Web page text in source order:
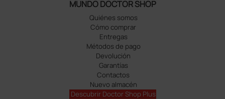
MUNDO DOCTOR SHOP
Quiénes somos
Cómo comprar
Entregas
Métodos de pago
Devolución
Garantías
Contactos
Nuevo almacén
Descubrir Doctor Shop Plus